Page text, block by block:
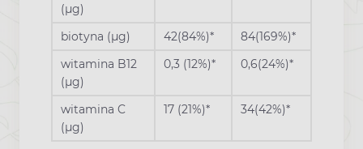
(µg)
biotyna (µg) 42(84%)*
84(169%)*
witamina B12
(µg)
0,3 (12%)* 0,6(24%)*
witamina C
(µg)
17 (21%)* 34(42%)*